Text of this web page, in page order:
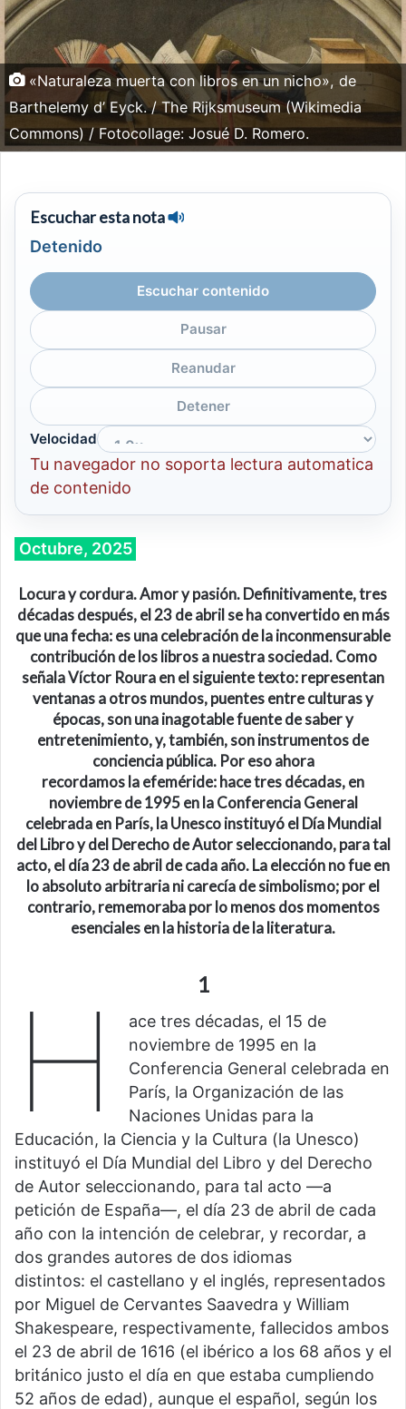
«Naturaleza muerta con libros en un nicho», de
Barthelemy d’ Eyck. / The Rijksmuseum (Wikimedia
Commons) / Fotocollage: Josué D. Romero.
Escuchar esta nota
Detenido
Escuchar contenido
Pausar
Reanudar
Detener
Velocidad
Tu navegador no soporta lectura automatica
de contenido
Octubre, 2025
Locura y cordura. Amor y pasión. Definitivamente, tres
décadas después, el 23 de abril se ha convertido en más
que una fecha: es una celebración de la inconmensurable
contribución de los libros a nuestrasociedad. Como
señala Víctor Roura en el siguiente texto: representan
ventanas a otros mundos, puentes entre culturas y
épocas, son una inagotable fuente de saber y
entretenimiento, y, también, son instrumentos de
conciencia pública. Por eso ahora
recordamoslaefeméride:hace tres décadas,en
noviembre de 1995 en la Conferencia General
celebrada en París, la Unesco instituyó el Día Mundial
del Libro y del Derecho de Autor seleccionando, para tal
acto, el día 23 de abril de cada año. La elección no fue en
lo absoluto arbitraria ni carecía de simbolismo; por el
contrario, rememoraba por lo menos dos momentos
esenciales en la historia de la literatura.
1
H
ace tres décadas, el 15 de
noviembre de 1995 en la
Conferencia General celebrada en
París, la Organización de las
Naciones Unidas para la
Educación, la Ciencia y la Cultura (la Unesco)
instituyó el Día Mundial del Libro y del Derecho
de Autor seleccionando, para tal acto —a
petición de España—, el día 23 de abril de cada
año con la intención de celebrar, y recordar, a
dos grandes autores de dos idiomas
distintos: el castellano y el inglés, representados
por Miguel de Cervantes Saavedra y William
Shakespeare, respectivamente, fallecidos ambos
el 23 de abril de 1616 (el ibérico a los 68 años y el
británico justo el día en que estaba cumpliendo
52 años de edad), aunque el español, según los